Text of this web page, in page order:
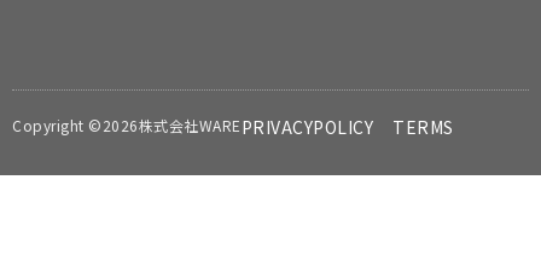
Copyright ©2026株式会社WAREPRIVACYPOLICY TERMS